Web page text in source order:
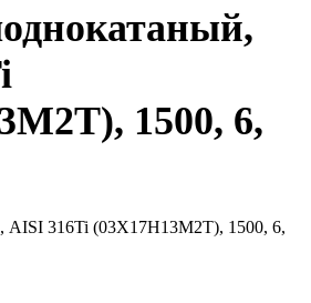
1500, 6,
AISI 316Ti (03Х17Н13М2Т), 1500, 6,